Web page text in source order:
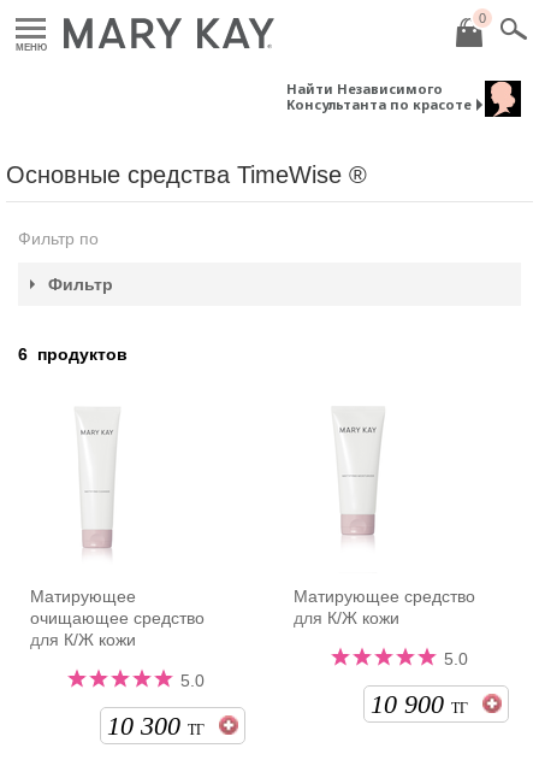
МЕНЮ
0
Найти Независимого
Консультанта по красоте
Основные средства TimeWise ®
Фильтр по
Фильтр
6 продуктов
Матирующее
очищающее средство
для К/Ж кожи
5.0
10 300 ТГ
Матирующее средство
для К/Ж кожи
5.0
10 900 ТГ